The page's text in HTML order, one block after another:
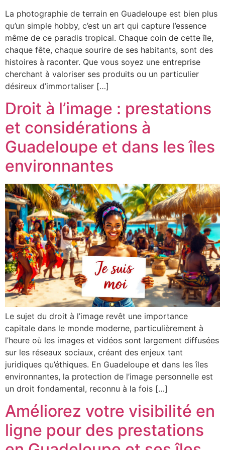
La photographie de terrain en Guadeloupe est bien plus
qu’un simple hobby, c’est un art qui capture l’essence
même de ce paradis tropical. Chaque coin de cette île,
chaque fête, chaque sourire de ses habitants, sont des
histoires à raconter. Que vous soyez une entreprise
cherchant à valoriser ses produits ou un particulier
désireux d’immortaliser […]
Droit à l’image : prestations
et considérations à
Guadeloupe et dans les îles
environnantes
Le sujet du droit à l’image revêt une importance
capitale dans le monde moderne, particulièrement à
l’heure où les images et vidéos sont largement diffusées
sur les réseaux sociaux, créant des enjeux tant
juridiques qu’éthiques. En Guadeloupe et dans les îles
environnantes, la protection de l’image personnelle est
un droit fondamental, reconnu à la fois […]
Améliorez votre visibilité en
ligne pour des prestations